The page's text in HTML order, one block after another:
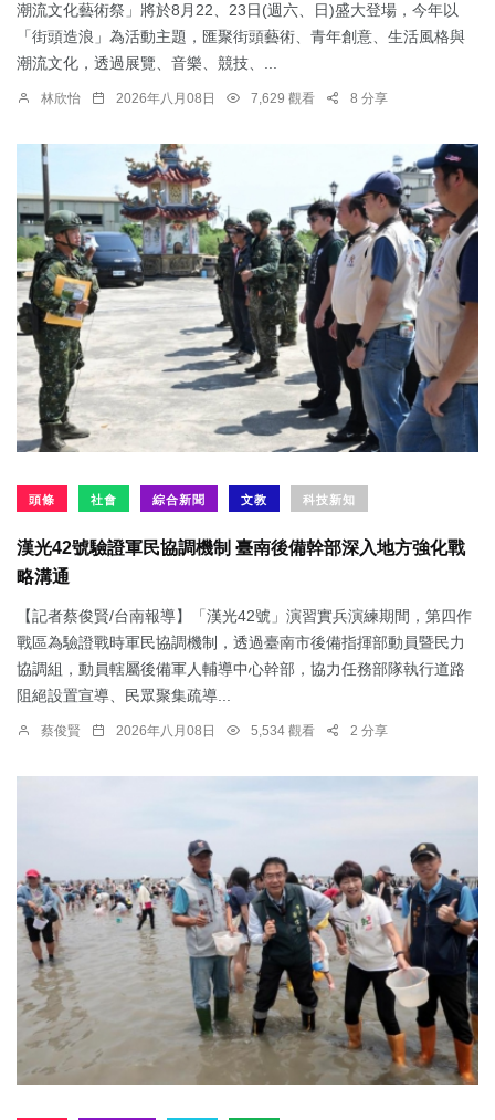
潮流文化藝術祭」將於8月22、23日(週六、日)盛大登場，今年以
「街頭造浪」為活動主題，匯聚街頭藝術、青年創意、生活風格與
潮流文化，透過展覽、音樂、競技、...
林欣怡 2026年八月08日 7,629 觀看 8 分享
頭條 社會 綜合新聞 文教 科技新知
漢光42號驗證軍民協調機制 臺南後備幹部深入地方強化戰
略溝通
【記者蔡俊賢/台南報導】「漢光42號」演習實兵演練期間，第四作
戰區為驗證戰時軍民協調機制，透過臺南市後備指揮部動員暨民力
協調組，動員轄屬後備軍人輔導中心幹部，協力任務部隊執行道路
阻絕設置宣導、民眾聚集疏導...
蔡俊賢 2026年八月08日 5,534 觀看 2 分享